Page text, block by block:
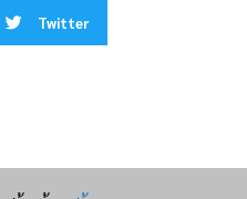
Twitter